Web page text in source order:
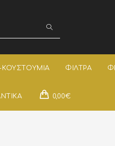
ΚΟΥΣΤΟΥΜΙΑ ΦΙΛΤΡΑ
0,00€